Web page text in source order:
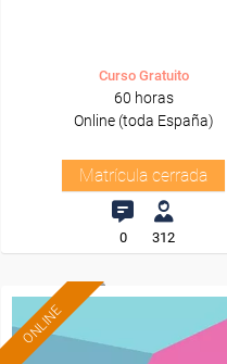
Curso Gratuito
60 horas
Online (toda España)
Matrícula cerrada
0 312
ONLINE